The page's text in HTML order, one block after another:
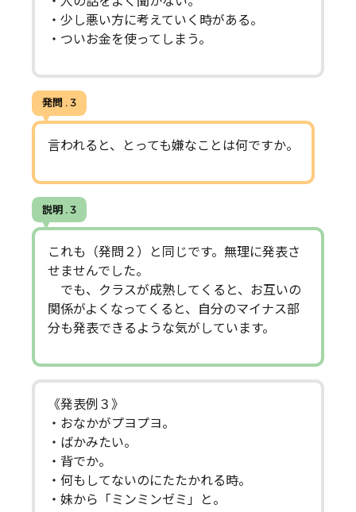
・少し悪い方に考えていく時がある。
・ついお金を使ってしまう。
発問 . 3
言われると、とっても嫌なことは何ですか。
説明 . 3
これも（発問２）と同じです。無理に発表さ
せませんでした。
でも、クラスが成熟してくると、お互いの
関係がよくなってくると、自分のマイナス部
分も発表できるような気がしています。
《発表例３》
・おなかがプヨプヨ。
・ばかみたい。
・背でか。
・何もしてないのにたたかれる時。
・妹から「ミンミンゼミ」と。